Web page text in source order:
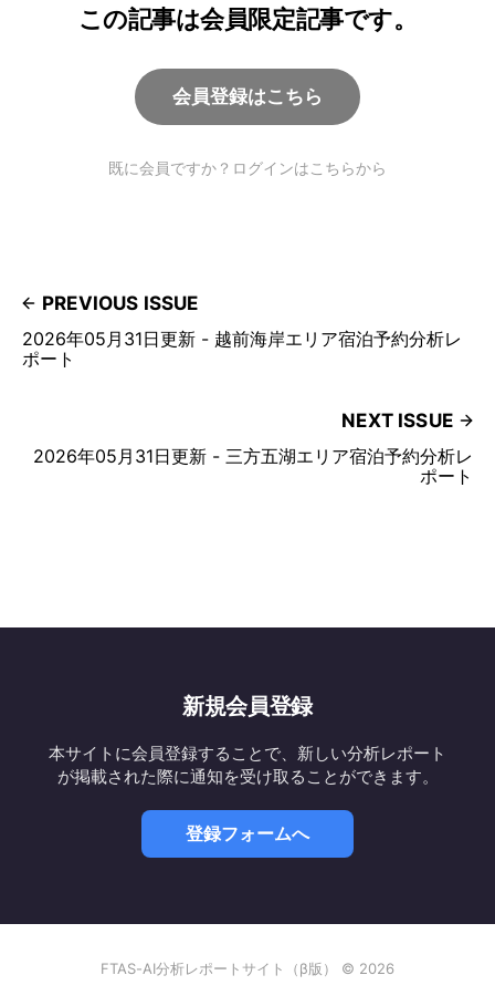
この記事は会員限定記事です。
会員登録はこちら
既に会員ですか？ログインはこちらから
PREVIOUS ISSUE
2026年05月31日更新 - 越前海岸エリア宿泊予約分析レ
ポート
NEXT ISSUE
2026年05月31日更新 - 三方五湖エリア宿泊予約分析レ
ポート
新規会員登録
本サイトに会員登録することで、新しい分析レポート
が掲載された際に通知を受け取ることができます。
登録フォームへ
FTAS-AI分析レポートサイト（β版） © 2026